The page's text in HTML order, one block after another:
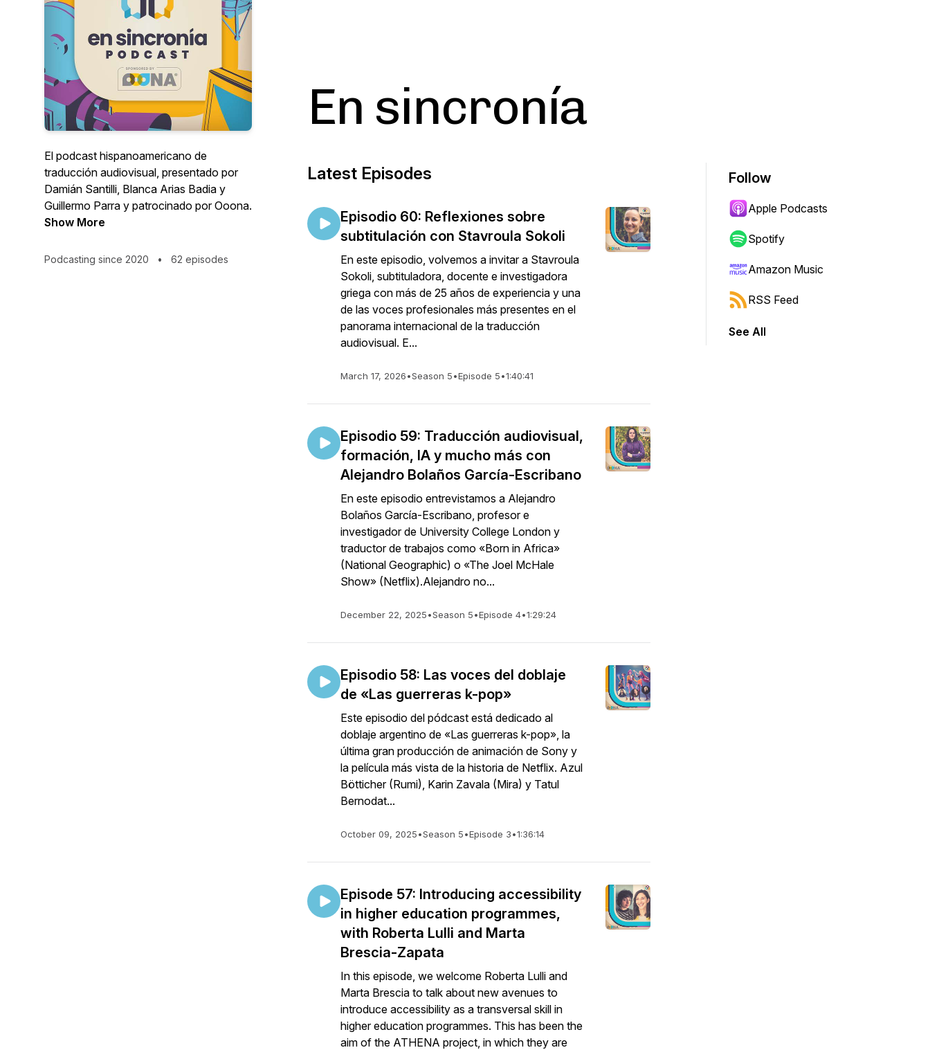
El podcast hispanoamericano de
traducción audiovisual, presentado por
Damián Santilli, Blanca Arias Badia y
Guillermo Parra y patrocinado por Ooona.
Show More
Podcasting since 2020 • 62 episodes
En sincronía
Latest Episodes
Episodio 60: Reflexiones sobre
subtitulación con Stavroula Sokoli
En este episodio, volvemos a invitar a Stavroula
Sokoli, subtituladora, docente e investigadora
griega con más de 25 años de experiencia y una
de las voces profesionales más presentes en el
panorama internacional de la traducción
audiovisual. E...
March 17, 2026•Season 5•Episode 5•1:40:41
Episodio 59: Traducción audiovisual,
formación, IA y mucho más con
Alejandro Bolaños García-Escribano
En este episodio entrevistamos a Alejandro
Bolaños García-Escribano, profesor e
investigador de University College London y
traductor de trabajos como «Born in Africa»
(National Geographic) o «The Joel McHale
Show» (Netflix).Alejandro no...
December 22, 2025•Season 5•Episode 4•1:29:24
Episodio 58: Las voces del doblaje
de «Las guerreras k-pop»
Este episodio del pódcast está dedicado al
doblaje argentino de «Las guerreras k-pop», la
última gran producción de animación de Sony y
la película más vista de la historia de Netflix. Azul
Bötticher (Rumi), Karin Zavala (Mira) y Tatul
Bernodat...
October 09, 2025•Season 5•Episode 3•1:36:14
Episode 57: Introducing accessibility
in higher education programmes,
with Roberta Lulli and Marta
Brescia-Zapata
In this episode, we welcome Roberta Lulli and
Marta Brescia to talk about new avenues to
introduce accessibility as a transversal skill in
higher education programmes. This has been the
aim of the ATHENA project, in which they are
Follow
Apple Podcasts
Spotify
Amazon Music
RSS Feed
See All